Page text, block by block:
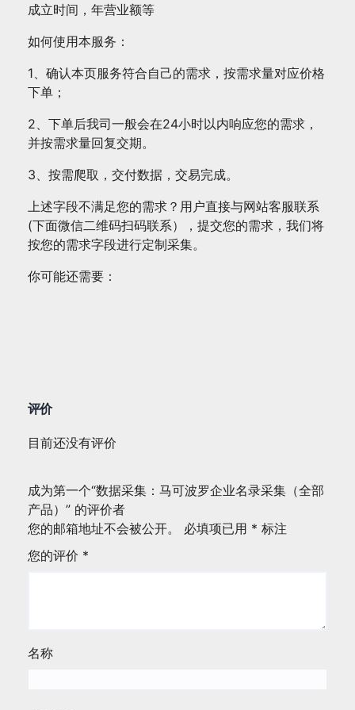
品）成立时间，年营业额等
如何使用本服务：
1、确认本页服务符合自己的需求，按需求量对应价格
下单；
2、下单后我司一般会在24小时以内响应您的需求，
并按需求量回复交期。
3、按需爬取，交付数据，交易完成。
上述字段不满足您的需求？用户直接与网站客服联系
(下面微信二维码扫码联系），提交您的需求，我们将
按您的需求字段进行定制采集。
你可能还需要：
评价
目前还没有评价
成为第一个“数据采集：马可波罗企业名录采集（全部
产品）” 的评价者
您的邮箱地址不会被公开。
必填项已用 * 标注
您的评价 *
名称